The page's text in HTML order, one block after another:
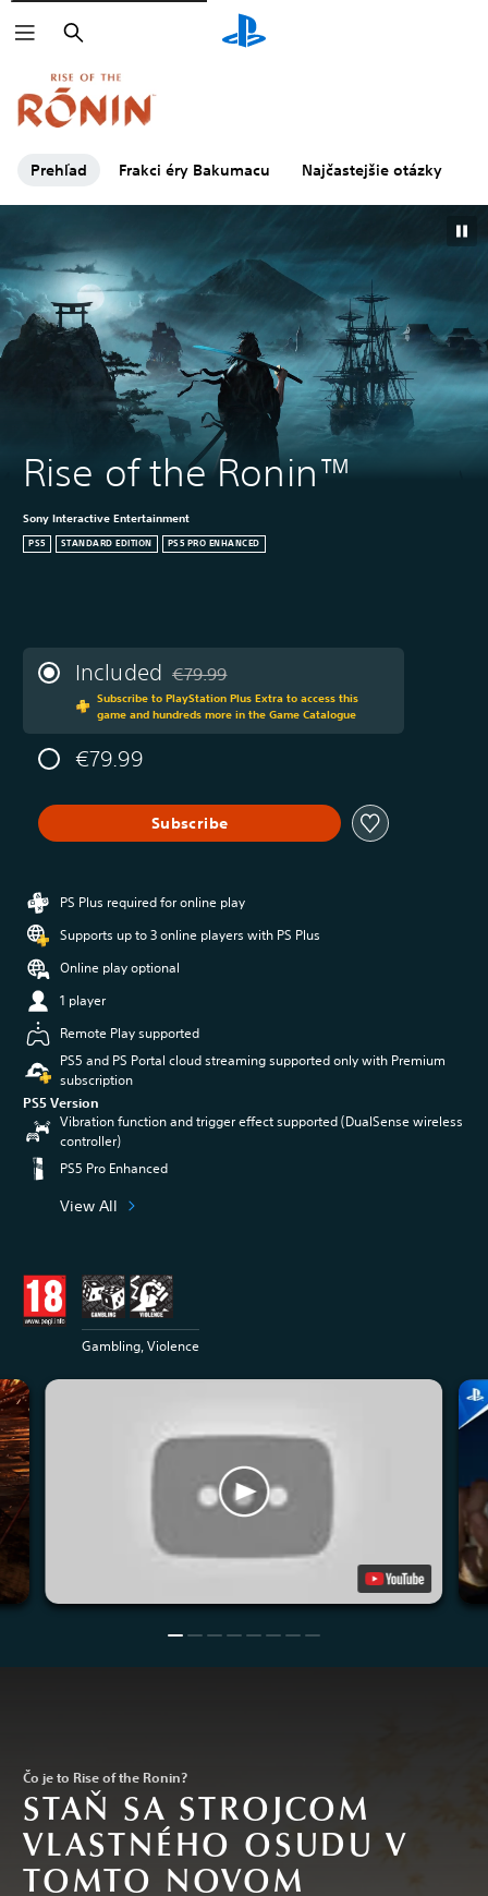
Vyhľadať
Prehľad Frakci éry Bakumacu Najčastejšie otázky
Rise of the Ronin™
Sony Interactive Entertainment
PS5 STANDARD EDITION PS5 PRO ENHANCED
Included Discounted from original price of €79.99
€79.99
Subscribe to PlayStation Plus Extra to access this
game and hundreds more in the Game Catalogue
€79.99
Subscribe
PS Plus required for online play
Supports up to 3 online players with PS Plus
Online play optional
1 player
Remote Play supported
PS5 and PS Portal cloud streaming supported only with Premium
subscription
PS5 Version
Vibration function and trigger effect supported (DualSense wireless
controller)
PS5 Pro Enhanced
View All
Gambling, Violence
Čo je to Rise of the Ronin?
STAŇ SA STROJCOM
VLASTNÉHO OSUDU V
TOMTO NOVOM
Kliknutím na ikony sa dozvieš viac.